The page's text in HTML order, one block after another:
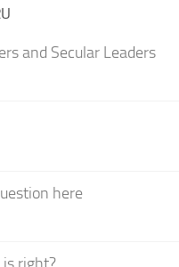
and Secular Leaders
here